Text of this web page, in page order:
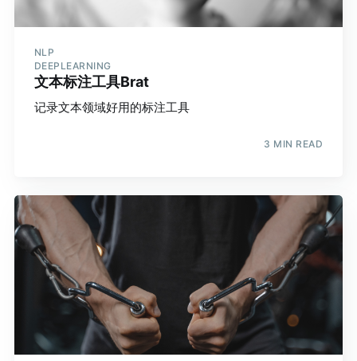
NLP
DEEPLEARNING
文本标注工具Brat
记录文本领域好用的标注工具
3 MIN READ